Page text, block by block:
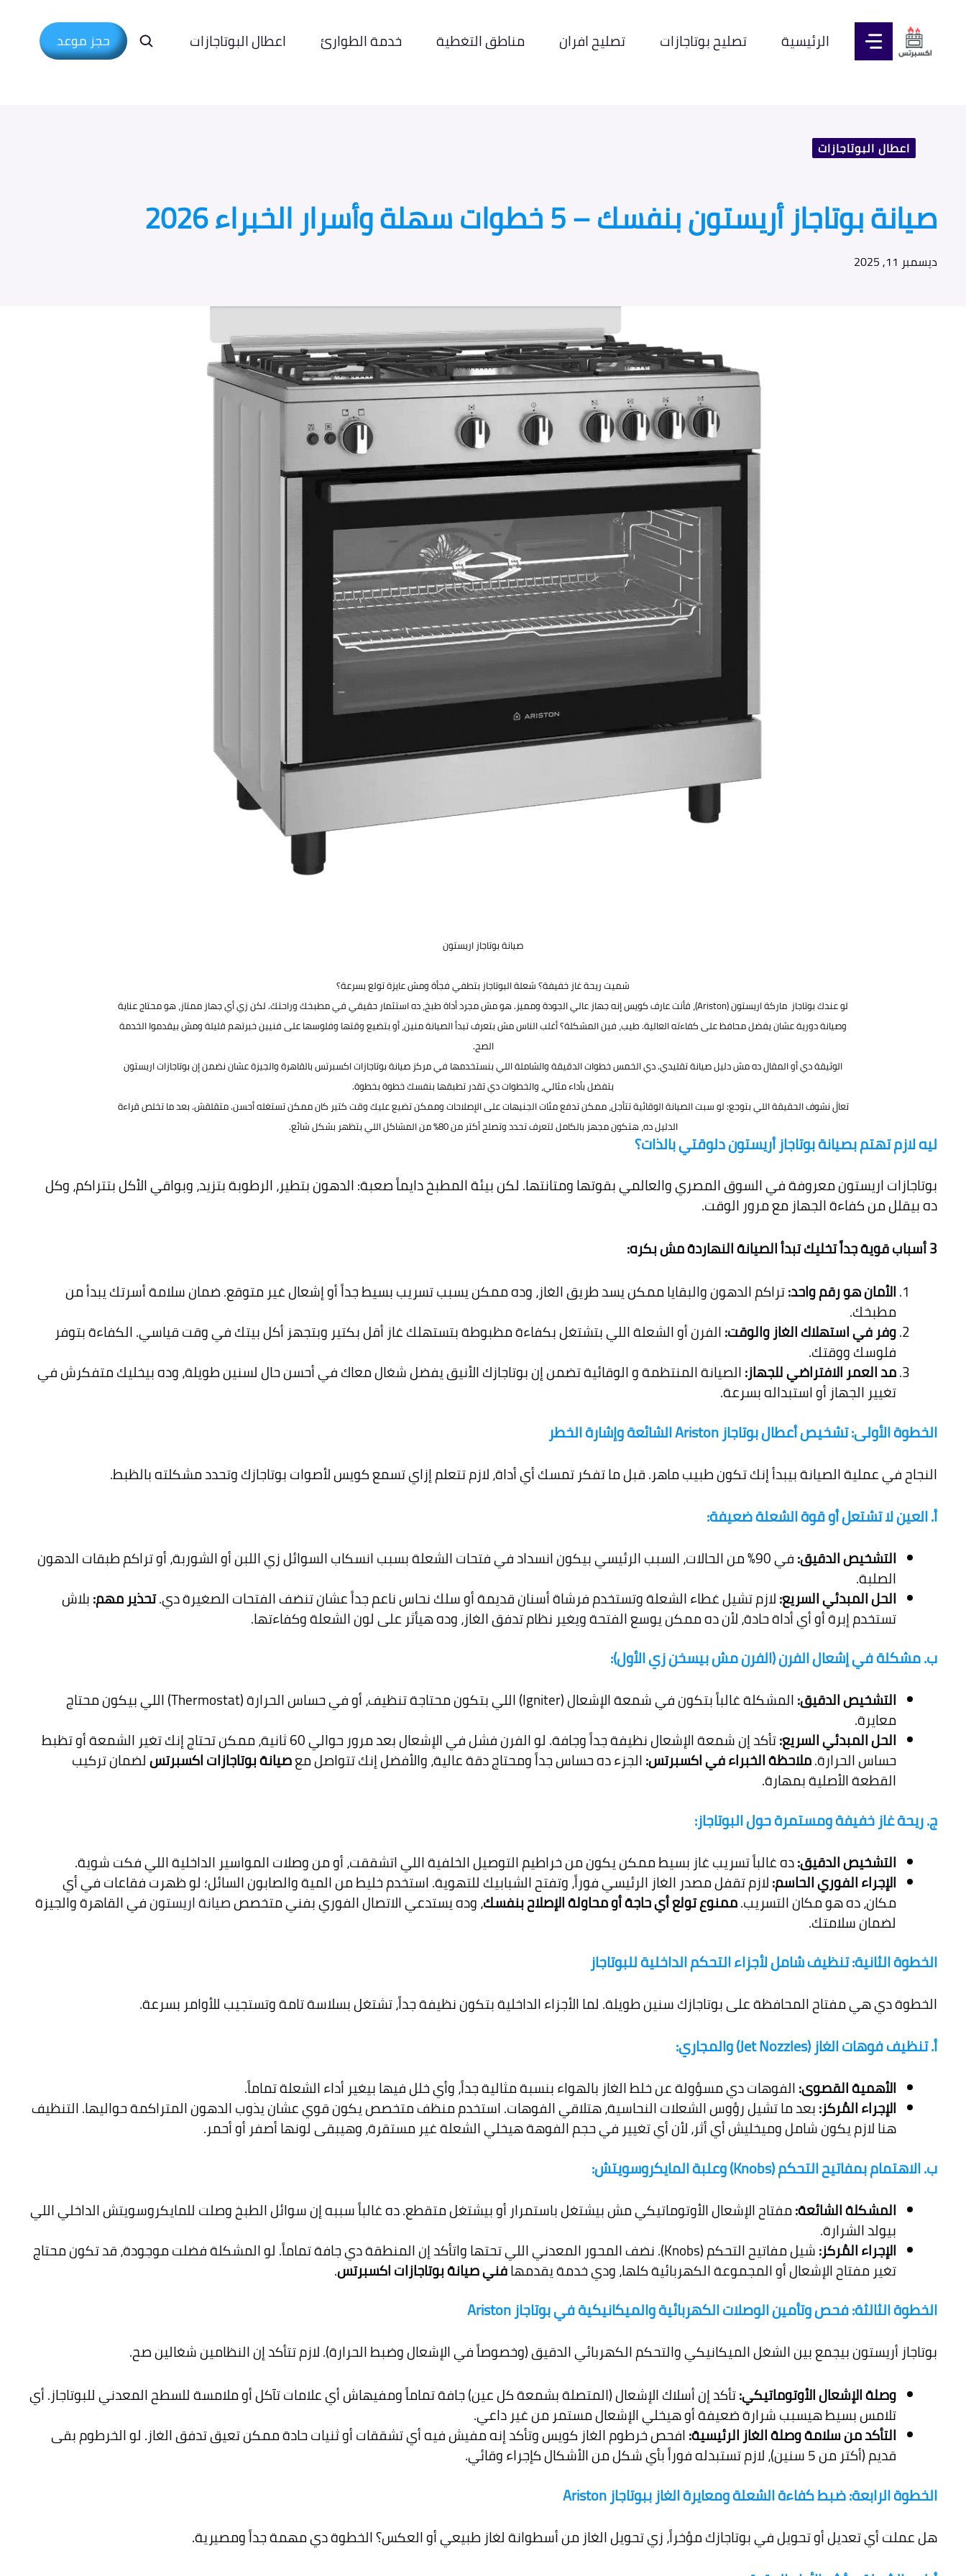
المحتوى الرئيسية تصليح بوتاجازات تصليح افران مناطق التغطية خدمة الطوارئ اعطال البوتاجازات حجز موعد
اعطال البوتاجازات
صيانة بوتاجاز أريستون بنفسك – 5 خطوات سهلة وأسرار الخبراء 2026
ديسمبر 11, 2025
صيانة بوتاجاز اريستون
شميت ريحة غاز خفيفة؟ شعلة البوتاجاز بتطفي فجأة ومش عايزة تولع بسرعة؟
لو عندك بوتاجاز ماركة اريستون (Ariston)، فأنت عارف كويس إنه جهاز عالي الجودة ومميز. هو مش مجرد أداة طبخ، ده استثمار حقيقي في مطبخك وراحتك. لكن زي أي جهاز ممتاز، هو محتاج عناية
وصيانة دورية عشان يفضل محافظ على كفاءته العالية. طيب، فين المشكلة؟ أغلب الناس مش بتعرف تبدأ الصيانة منين، أو بتضيع وقتها وفلوسها على فنيين خبرتهم قليلة ومش بيقدموا الخدمة
الصح.
الوثيقة دي أو المقال ده مش دليل صيانة تقليدي. دي الخمس خطوات الدقيقة والشاملة اللي بنستخدمها في مركز صيانة بوتاجازات اكسبرتس بالقاهرة والجيزة عشان نضمن إن بوتاجازات اريستون
بتفضل بأداء مثالي، والخطوات دي تقدر تطبقها بنفسك خطوة بخطوة.
تعالَ نشوف الحقيقة اللي بتوجع: لو سبت الصيانة الوقائية تتأجل، ممكن تدفع مئات الجنيهات على الإصلاحات وممكن تضيع عليك وقت كتير كان ممكن تستغله أحسن. متقلقش. بعد ما تخلص قراءة
الدليل ده، هتكون مجهز بالكامل لتعرف تحدد وتصلح أكتر من 80% من المشاكل اللي بتظهر بشكل شائع.
ليه لازم تهتم بصيانة بوتاجاز أريستون دلوقتي بالذات؟
بوتاجازات اريستون معروفة في السوق المصري والعالمي بقوتها ومتانتها. لكن بيئة المطبخ دايماً صعبة: الدهون بتطير، الرطوبة بتزيد، وبواقي الأكل بتتراكم، وكل
ده بيقلل من كفاءة الجهاز مع مرور الوقت.
3 أسباب قوية جداً تخليك تبدأ الصيانة النهاردة مش بكره:
الأمان هو رقم واحد:تراكم الدهون والبقايا ممكن يسد طريق الغاز، وده ممكن يسبب تسريب بسيط جداً أو إشعال غير متوقع. ضمان سلامة أسرتك يبدأ من
مطبخك.
وفر في استهلاك الغاز والوقت:الفرن أو الشعلة اللي بتشتغل بكفاءة مظبوطة بتستهلك غاز أقل بكتير وبتجهز أكل بيتك في وقت قياسي. الكفاءة بتوفر
فلوسك ووقتك.
مد العمر الافتراضي للجهاز:الصيانة المنتظمة و الوقائية تضمن إن بوتاجازك الأنيق يفضل شغال معاك في أحسن حال لسنين طويلة، وده بيخليك متفكرش في
تغيير الجهاز أو استبداله بسرعة.
الخطوة الأولى: تشخيص أعطال بوتاجاز Ariston الشائعة وإشارة الخطر
النجاح في عملية الصيانة بيبدأ إنك تكون طبيب ماهر. قبل ما تفكر تمسك أي أداة، لازم تتعلم إزاي تسمع كويس لأصوات بوتاجازك وتحدد مشكلته بالظبط.
أ. العين لا تشتعل أو قوة الشعلة ضعيفة:
التشخيص الدقيق: في 90% من الحالات، السبب الرئيسي بيكون انسداد في فتحات الشعلة بسبب انسكاب السوائل زي اللبن أو الشوربة، أو تراكم طبقات الدهون
الصلبة.
الحل المبدئي السريع:لازم تشيل غطاء الشعلة وتستخدم فرشاة أسنان قديمة أو سلك نحاس ناعم جداً عشان تنضف الفتحات الصغيرة دي.تحذير مهم:بلاش
تستخدم إبرة أو أي أداة حادة، لأن ده ممكن يوسع الفتحة ويغير نظام تدفق الغاز، وده هيأثر على لون الشعلة وكفاءتها.
ب. مشكلة في إشعال الفرن (الفرن مش بيسخن زي الأول):
التشخيص الدقيق: المشكلة غالباً بتكون في شمعة الإشعال (Igniter) اللي بتكون محتاجة تنظيف، أو في حساس الحرارة (Thermostat) اللي بيكون محتاج
معايرة.
الحل المبدئي السريع: تأكد إن شمعة الإشعال نظيفة جداً وجافة. لو الفرن فشل في الإشعال بعد مرور حوالي 60 ثانية، ممكن تحتاج إنك تغير الشمعة أو تظبط
حساس الحرارة.ملاحظة الخبراء في اكسبرتس:الجزء ده حساس جداً ومحتاج دقة عالية، والأفضل إنك تتواصل معصيانة بوتاجازات اكسبرتسلضمان تركيب
القطعة الأصلية بمهارة.
ج. ريحة غاز خفيفة ومستمرة حول البوتاجاز:
التشخيص الدقيق:ده غالباً تسريب غاز بسيط ممكن يكون من خراطيم التوصيل الخلفية اللي اتشققت، أو من وصلات المواسير الداخلية اللي فكت شوية.
الإجراء الفوري الحاسم:لازم تقفل مصدر الغاز الرئيسي فوراً، وتفتح الشبابيك للتهوية. استخدم خليط من المية والصابون السائل؛ لو ظهرت فقاعات في أي
مكان، ده هو مكان التسريب.ممنوع تولع أي حاجة أو محاولة الإصلاح بنفسك، وده يستدعي الاتصال الفوري بفني متخصصصيانة اريستونفي القاهرة والجيزة
لضمان سلامتك.
الخطوة الثانية: تنظيف شامل لأجزاء التحكم الداخلية للبوتاجاز
الخطوة دي هي مفتاح المحافظة على بوتاجازك سنين طويلة. لما الأجزاء الداخلية بتكون نظيفة جداً، تشتغل بسلاسة تامة وتستجيب للأوامر بسرعة.
أ. تنظيف فوهات الغاز (Jet Nozzles) والمجاري:
الأهمية القصوى:الفوهات دي مسؤولة عن خلط الغاز بالهواء بنسبة مثالية جداً، وأي خلل فيها بيغير أداء الشعلة تماماً.
الإجراء المُركز:بعد ما تشيل رؤوس الشعلات النحاسية، هتلاقي الفوهات. استخدم منظف متخصص يكون قوي عشان يذوب الدهون المتراكمة حواليها. التنظيف
هنا لازم يكون شامل وميخليش أي أثر، لأن أي تغيير في حجم الفوهة هيخلي الشعلة غير مستقرة، وهيبقى لونها أصفر أو أحمر.
ب. الاهتمام بمفاتيح التحكم (Knobs) وعلبة المايكروسويتش:
المشكلة الشائعة:مفتاح الإشعال الأوتوماتيكي مش بيشتغل باستمرار أو بيشتغل متقطع. ده غالباً سببه إن سوائل الطبخ وصلت للمايكروسويتش الداخلي اللي
بيولد الشرارة.
الإجراء المُركز: شيل مفاتيح التحكم (Knobs). نضف المحور المعدني اللي تحتها واتأكد إن المنطقة دي جافة تماماً. لو المشكلة فضلت موجودة، قد تكون محتاج
تغير مفتاح الإشعال أو المجموعة الكهربائية كلها، ودي خدمة يقدمهافني صيانة بوتاجازات اكسبرتس.
الخطوة الثالثة: فحص وتأمين الوصلات الكهربائية والميكانيكية في بوتاجاز Ariston
بوتاجاز أريستون بيجمع بين الشغل الميكانيكي والتحكم الكهربائي الدقيق (وخصوصاً في الإشعال وضبط الحرارة). لازم تتأكد إن النظامين شغالين صح.
وصلة الإشعال الأوتوماتيكي:تأكد إن أسلاك الإشعال (المتصلة بشمعة كل عين) جافة تماماً ومفيهاش أي علامات تآكل أو ملامسة للسطح المعدني للبوتاجاز. أي
تلامس بسيط هيسبب شرارة ضعيفة أو هيخلي الإشعال مستمر من غير داعي.
التأكد من سلامة وصلة الغاز الرئيسية:افحص خرطوم الغاز كويس وتأكد إنه مفيش فيه أي تشققات أو ثنيات حادة ممكن تعيق تدفق الغاز. لو الخرطوم بقى
قديم (أكتر من 5 سنين)، لازم تستبدله فوراً بأي شكل من الأشكال كإجراء وقائي.
الخطوة الرابعة: ضبط كفاءة الشعلة ومعايرة الغاز ببوتاجاز Ariston
هل عملت أي تعديل أو تحويل في بوتاجازك مؤخراً، زي تحويل الغاز من أسطوانة لغاز طبيعي أو العكس؟ الخطوة دي مهمة جداً ومصيرية.